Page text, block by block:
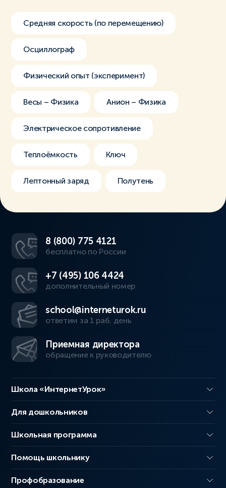
Средняя скорость (по перемещению)
Осциллограф
Физический опыт (эксперимент)
Весы – Физика Анион – Физика
Электрическое сопротивление
Теплоёмкость Ключ
Лептонный заряд Полутень
8 (800) 775 4121
бесплатно по России
+7 (495) 106 4424
дополнительный номер
school@interneturok.ru
ответим за 1 раб. день
Приемная директора
обращение к руководителю
Школа «ИнтернетУрок»
Для дошкольников
Школьная программа
Помощь школьнику
Профобразование